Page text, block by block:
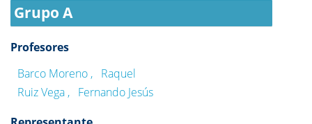
Grupo A
Profesores
Barco Moreno , Raquel
Ruiz Vega , Fernando Jesús